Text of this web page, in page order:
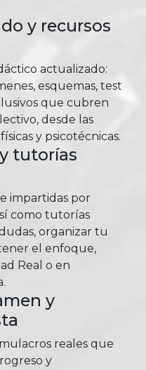
y recursos
actualizado:
esquemas, test
que cubren
desde las
y psicotécnicas.
tutorías
impartidas por
como tutorías
organizar tu
el enfoque,
Real o en
y
reales que
y